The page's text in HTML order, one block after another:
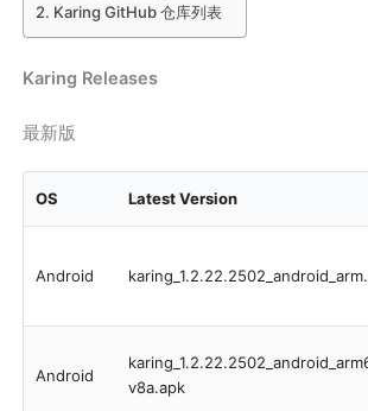
Karing GitHub 仓库列表
Karing Releases
最新版
OS Latest Version
Android
Android
v8a.apk